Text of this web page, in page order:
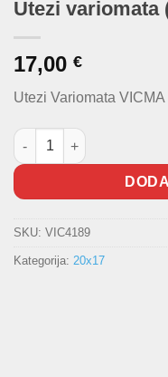
Utezi variomata
17,00 €
Utezi Variomata VICMA
Utezi variomata (rolice)
SKU: VIC4189
Kategorija: 20x17